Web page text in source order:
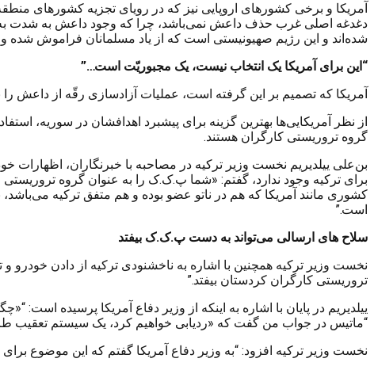
آمریکا و برخی کشورهای اروپایی نیز که در رویای تجزیه کشورهای
دغدغه اصلی غرب حذف داعش نمی‌باشد، چرا که وجود داعش به شدت به
شده‌اند و این رژیم صهیونیستی است که از یاد مسلمانان فراموش
“این برای آمریکا یک انتخاب نیست، یک مجبوریّت است…”
آمریکا که تصمیم بر این گرفته است، عملیات آزادسازی رقّه از داعش
از نظر آمریکایی‌ها بهترین گزینه برای پیشبرد اهدافشان در سوریه،
گروه تروریستی کارگران هستند.
بن‌علی ییلدیریم نخست وزیر ترکیه در مصاحبه با خبرنگاران، اظهارات
برای ترکیه وجود ندارد، گفتم: «شما پ.ک.ک را به عنوان گروه
کشوری مانند آمریکا که هم در ناتو عضو بوده و هم متفق ترکیه
است.”
سلاح های ارسالی می‌تواند به دست پ.ک.ک بیفتد
نخست وزیر ترکیه همچنین با اشاره به ناخشنودی ترکیه از دادن
تروریستی کارگران کردستان بیفتد.”
ییلدیریم در پایان با اشاره به اینکه از وزیر دفاع آمریکا پرسیده
“ماتیس در جواب من گفت که «ردیابی خواهیم کرد، یک سیستم تعقیب
نخست وزیر ترکیه افزود: “به وزیر دفاع آمریکا گفتم که این موضوع